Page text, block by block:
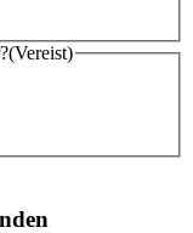
(Vereist)